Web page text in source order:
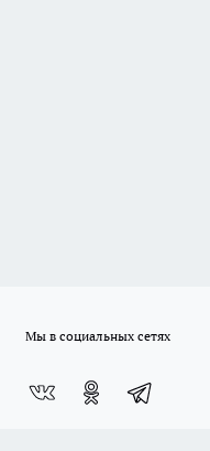
Мы в социальных сетях